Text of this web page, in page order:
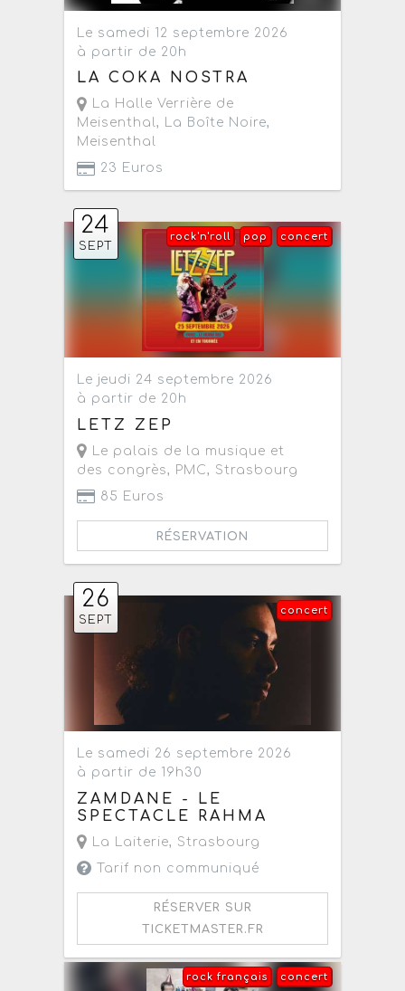
Le samedi 12 septembre 2026
à partir de 20h
LA COKA NOSTRA
La Halle Verrière de
Meisenthal, La Boîte Noire,
Meisenthal
23 Euros
24
SEPT
concert
pop
rock'n'roll
Le jeudi 24 septembre 2026
à partir de 20h
LETZ ZEP
Le palais de la musique et
des congrès, PMC, Strasbourg
85 Euros
RÉSERVATION
26
SEPT
concert
Le samedi 26 septembre 2026
à partir de 19h30
ZAMDANE - LE
SPECTACLE RAHMA
La Laiterie, Strasbourg
Tarif non communiqué
RÉSERVER SUR
TICKETMASTER.FR
concert
rock français